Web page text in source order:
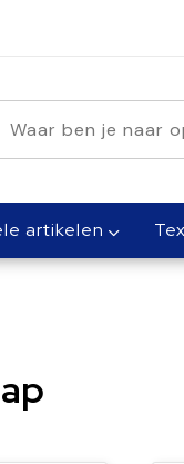
dagen, met spoed
artikelen